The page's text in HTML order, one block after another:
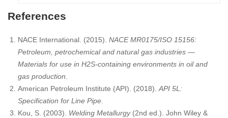
References
NACE International. (2015). NACE MR0175/ISO 15156:
Petroleum, petrochemical and natural gas industries —
Materials for use in H2S-containing environments in oil and
gas production
American Petroleum Institute (API). (2018). API 5L:
Specification for Line Pipe
Kou, S. (2003). Welding Metallurgy(2nd ed.). John Wiley &